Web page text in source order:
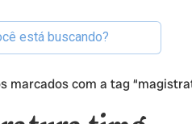
marcados com a tag